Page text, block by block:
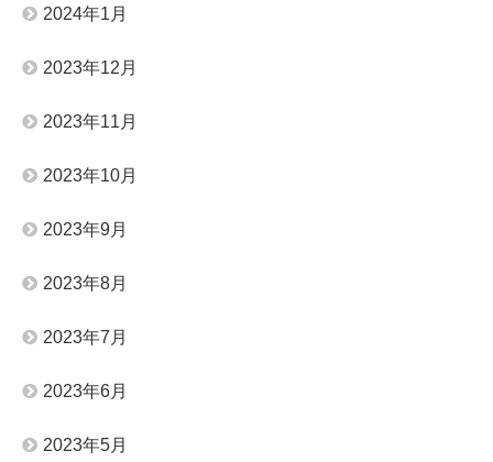
2024年1月
2023年12月
2023年11月
2023年10月
2023年9月
2023年8月
2023年7月
2023年6月
2023年5月